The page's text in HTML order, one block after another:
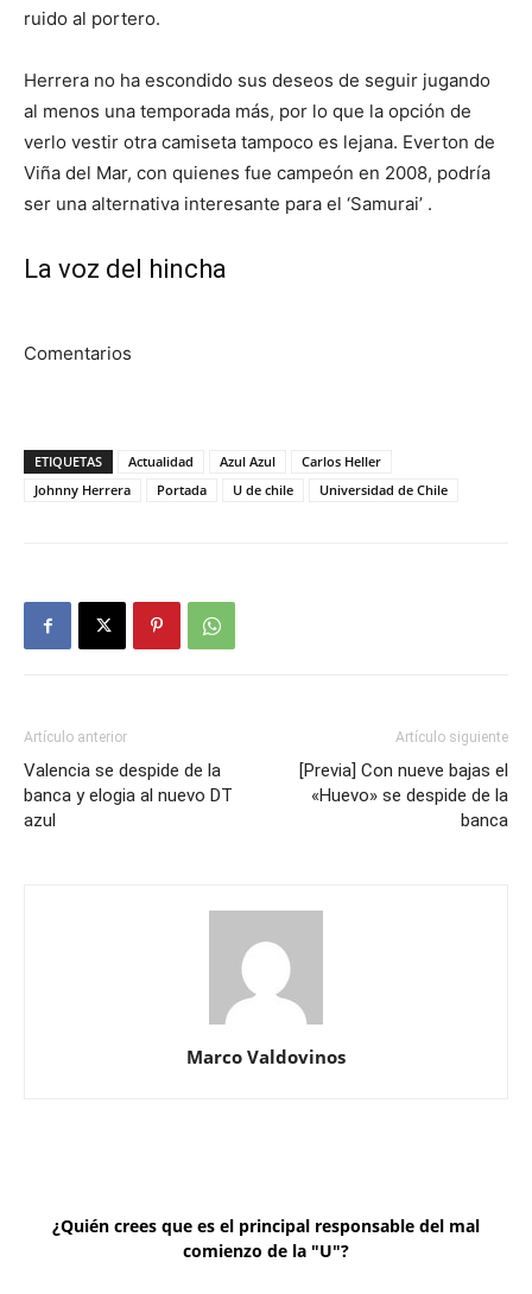
ruido al portero.
Herrera no ha escondido sus deseos de seguir jugando
al menos una temporada más, por lo que la opción de
verlo vestir otra camiseta tampoco es lejana. Everton de
Viña del Mar, con quienes fue campeón en 2008, podría
ser una alternativa interesante para el ‘Samurai’ .
La voz del hincha
Comentarios
ETIQUETAS Actualidad Azul Azul
Carlos Heller
Johnny Herrera
Portada U de chile Universidad de Chile
Artículo anterior
Valencia se despide de la
banca y elogia al nuevo DT
azul
Artículo siguiente
[Previa] Con nueve bajas el
«Huevo» se despide de la
banca
Marco Valdovinos
¿Quién crees que es el principal responsable del mal
comienzo de la "U"?